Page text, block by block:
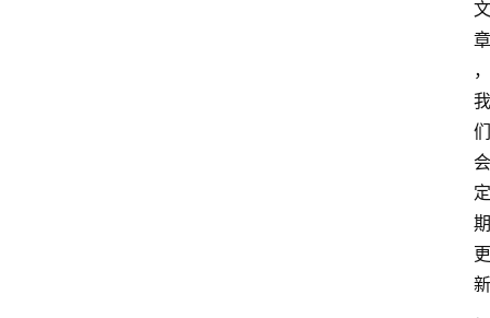
文
章
，
我
们
会
定
期
更
新